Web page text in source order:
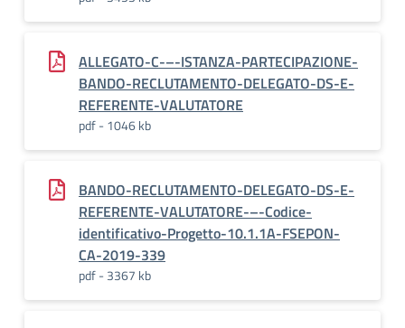
ALLEGATO-C-–-ISTANZA-PARTECIPAZIONE-
BANDO-RECLUTAMENTO-DELEGATO-DS-E-
REFERENTE-VALUTATORE
pdf - 1046 kb
BANDO-RECLUTAMENTO-DELEGATO-DS-E-
REFERENTE-VALUTATORE-–-Codice-
identificativo-Progetto-10.1.1A-FSEPON-
CA-2019-339
pdf - 3367 kb